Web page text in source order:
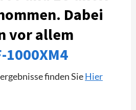
Dabei
vor allem
1000XM4
finden SieHier